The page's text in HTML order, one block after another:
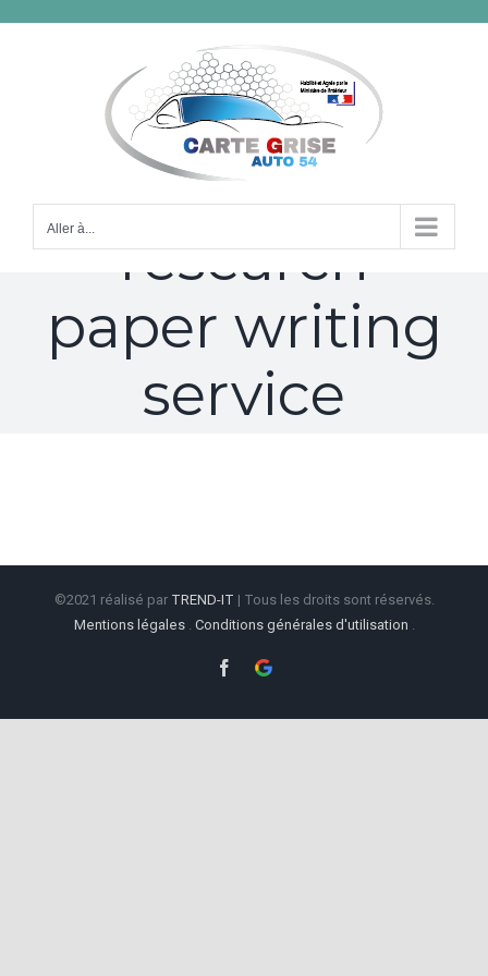
Aller à...
professional
research
paper writing
service
©2021 réalisé par TREND-IT | Tous les droits sont réservés.
Mentions légales. Conditions générales d'utilisation .
Facebook
Google